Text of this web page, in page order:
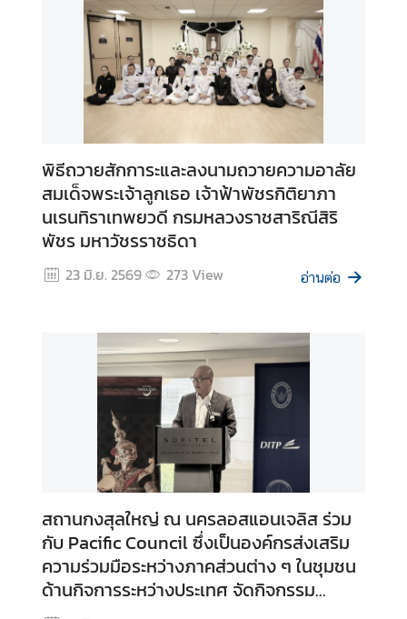
ต่
อ
ส
ถ
า
น
พิธีถวายสักการะและลงนามถวายความอาลัย
สมเด็จพระเจ้าลูกเธอ เจ้าฟ้าพัชรกิติยาภา
นเรนทิราเทพยวดี กรมหลวงราชสาริณีสิริ
พัชร มหาวัชรราชธิดา
23 มิ.ย. 2569 273View อ่านต่อ
สถานกงสุลใหญ่ ณ นครลอสแอนเจลิส ร่วม
กับ Pacific Council ซึ่งเป็นองค์กรส่งเสริม
ความร่วมมือระหว่างภาคส่วนต่าง ๆ ในชุมชน
ด้านกิจการระหว่างประเทศ จัดกิจกรรม
Thailand Business Forum ภายใต้หัวข้อ